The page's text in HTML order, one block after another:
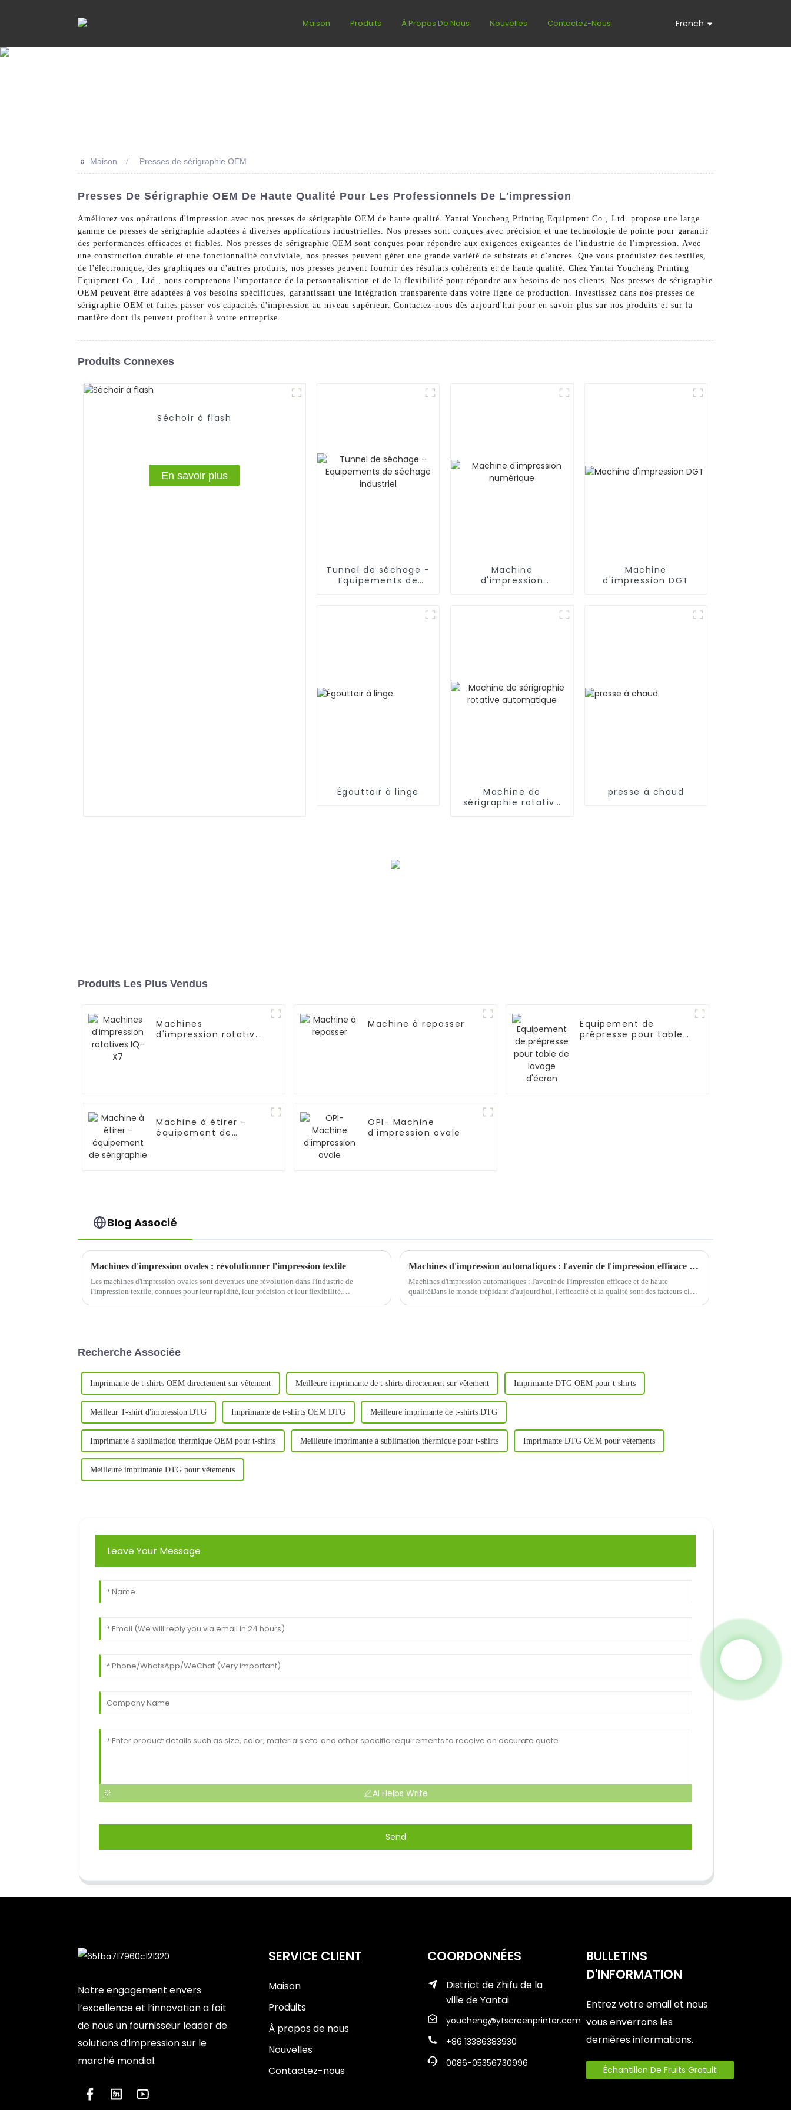
Maison Produits À Propos De Nous Nouvelles Contactez-Nous French
>> Maison Presses de sérigraphie OEM
Presses De Sérigraphie OEM De Haute Qualité Pour Les Professionnels De L'impression
Améliorez vos opérations d'impression avec nos presses de sérigraphie OEM de haute qualité. Yantai Youcheng Printing Equipment Co., Ltd. propose une large
gamme de presses de sérigraphie adaptées à diverses applications industrielles. Nos presses sont conçues avec précision et une technologie de pointe pour garantir
des performances efficaces et fiables. Nos presses de sérigraphie OEM sont conçues pour répondre aux exigences exigeantes de l'industrie de l'impression. Avec
une construction durable et une fonctionnalité conviviale, nos presses peuvent gérer une grande variété de substrats et d'encres. Que vous produisiez des textiles,
de l'électronique, des graphiques ou d'autres produits, nos presses peuvent fournir des résultats cohérents et de haute qualité. Chez Yantai Youcheng Printing
Equipment Co., Ltd., nous comprenons l'importance de la personnalisation et de la flexibilité pour répondre aux besoins de nos clients. Nos presses de sérigraphie
OEM peuvent être adaptées à vos besoins spécifiques, garantissant une intégration transparente dans votre ligne de production. Investissez dans nos presses de
sérigraphie OEM et faites passer vos capacités d'impression au niveau supérieur. Contactez-nous dès aujourd'hui pour en savoir plus sur nos produits et sur la
manière dont ils peuvent profiter à votre entreprise.
Produits Connexes
Séchoir à flash
En savoir plus
Tunnel de séchage -
Equipements de
Machine
d'impression
Machine
d'impression DGT
Égouttoir à linge
Machine de
sérigraphie rotative
presse à chaud
Produits Les Plus Vendus
Machines
d'impression rotatives
Machine à repasser
Equipement de
prépresse pour table
Machine à étirer -
équipement de
OPI- Machine
d'impression ovale
Blog Associé
Machines d'impression ovales : révolutionner l'impression textile
Les machines d'impression ovales sont devenues une révolution dans l'industrie de
l'impression textile, connues pour leur rapidité, leur précision et leur flexibilité.
Machines d'impression automatiques : l'avenir de l'impression efficace et de haute qualité
Machines d'impression automatiques : l'avenir de l'impression efficace et de haute
qualitéDans le monde trépidant d'aujourd'hui, l'efficacité et la qualité sont des facteurs clés
Recherche Associée
Imprimante de t-shirts OEM directement sur vêtement Meilleure imprimante de t-shirts directement sur vêtement Imprimante DTG OEM pour t-shirts
Meilleur T-shirt d'impression DTG Imprimante de t-shirts OEM DTG Meilleure imprimante de t-shirts DTG
Imprimante à sublimation thermique OEM pour t-shirts Meilleure imprimante à sublimation thermique pour t-shirts Imprimante DTG OEM pour vêtements
Meilleure imprimante DTG pour vêtements
Leave Your Message
AI Helps Write
Send
Notre engagement envers
l’excellence et l’innovation a fait
de nous un fournisseur leader de
solutions d’impression sur le
marché mondial.
SERVICE CLIENT
Maison
Produits
À propos de nous
Nouvelles
Contactez-nous
COORDONNÉES
District de Zhifu de la
ville de Yantai
youcheng@ytscreenprinter.com
+86 13386383930
0086-05356730996
BULLETINS
D'INFORMATION
Entrez votre email et nous
vous enverrons les
dernières informations.
Échantillon De Fruits Gratuit